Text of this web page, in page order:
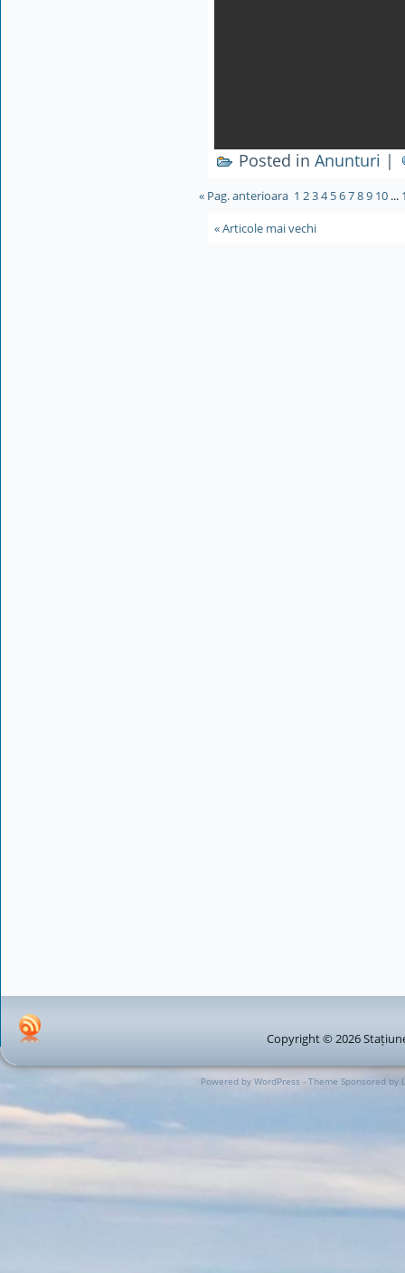
Posted in Anunturi |
« Pag. anterioara 1 234 56789 10 ...
« Articole mai vechi
Copyright © 2026
Powered by WordPress - Theme Sponsored by